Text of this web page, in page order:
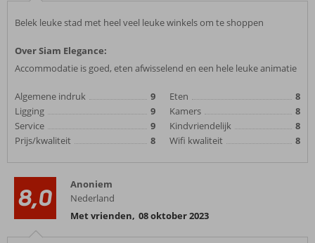
Belek leuke stad met heel veel leuke winkels om te shoppen
Over Siam Elegance:
Accommodatie is goed, eten afwisselend en een hele leuke animatie
Algemene indruk
9
Ligging
9
Service
9
Prijs/kwaliteit
8
Eten
8
Kamers
8
Kindvriendelijk
8
Wifi kwaliteit
8
8,0
Anoniem
Nederland
Met vrienden, 08 oktober 2023